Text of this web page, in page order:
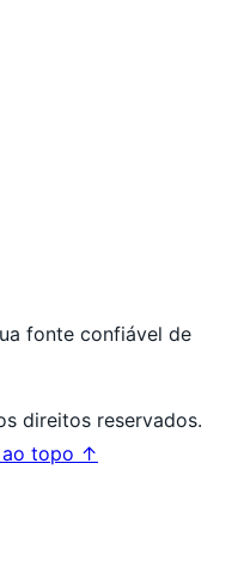
fonte confiável de
direitos reservados.
ao topo ↑